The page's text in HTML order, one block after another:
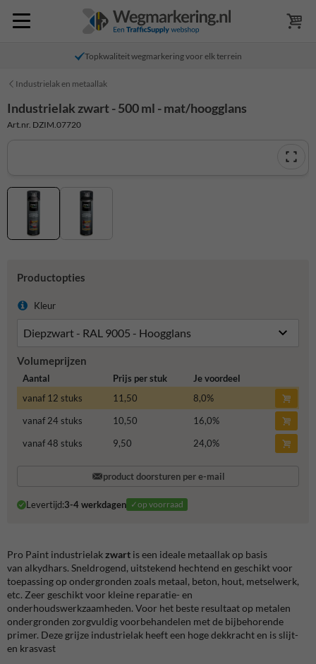
Topkwaliteit wegmarkering voor elk terrein
Industrielak en metaallak
Industrielak zwart - 500 ml - mat/hoogglans
Art.nr. DZIM.07720
Productopties
Kleur
Volumeprijzen
Aantal Prijs per stuk
Je voordeel
vanaf 12 stuks
11,50 8,0%
vanaf 24 stuks
10,50 16,0%
vanaf 48 stuks
9,50 24,0%
product doorsturen per e-mail
Levertijd:3-4 werkdagen ✓op voorraad
Pro Paint industrielakzwart is een ideale metaallak op basis
van alkydhars. Sneldrogend, uitstekend hechtend en geschikt voor
toepassing op ondergronden zoals metaal, beton, hout, metselwerk,
etc. Zeer geschikt voor kleine reparatie- en
onderhoudswerkzaamheden. Voor het beste resultaat op metalen
ondergronden zorgvuldig voorbehandelen met de bijbehorende
primer. Deze grijze industrielak heeft een hoge dekkracht en is slijt-
en krasvast